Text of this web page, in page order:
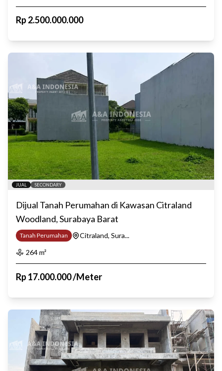
Rp2.500.000.000
JUAL SECONDARY
Dijual Tanah Perumahan di Kawasan Citraland
Woodland, Surabaya Barat
Tanah Perumahan
Citraland, Sura...
264m²
Rp17.000.000/Meter